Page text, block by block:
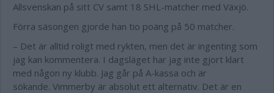
Allsvenskan på sitt CV samt 18 SHL-matcher med Växjö.
Förra säsongen gjorde han tio poäng på 50 matcher.
– Det är alltid roligt med rykten, men det är ingenting som
jag kan kommentera. I dagsläget har jag inte gjort klart
med någon ny klubb. Jag går på A-kassa och är
sökande. Vimmerby är absolut ett alternativ. Det är en